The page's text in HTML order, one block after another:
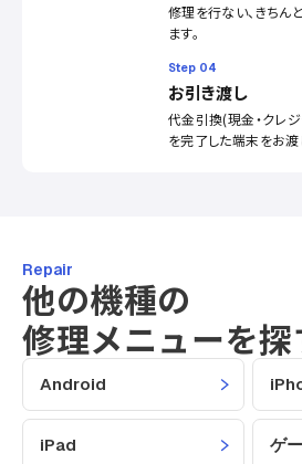
修理を行ない、きちん
ます。
Step 04
お引き渡し
代金引換(現金・クレ
を完了した端末をお渡
Repair
他の機種の
修理メニューを探
Android
iPad ゲ